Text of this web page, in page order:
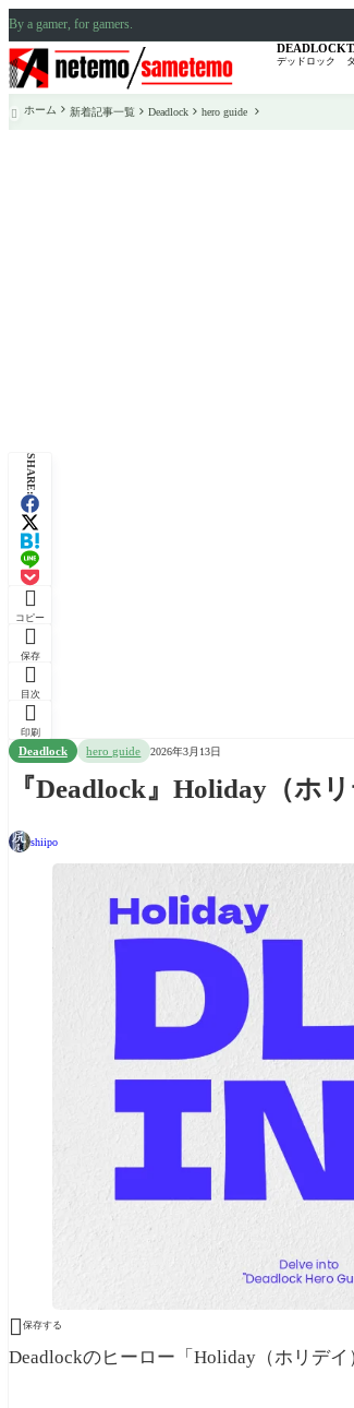
By a gamer, for gamers.
DEADLOCK
デッドロック
 ホーム 新着記事一覧 Deadlock hero guide
SHARE:

コピー

保存

目次

印刷
Deadlock hero guide 2026年3月13日
『Deadlock』Holiday（ホ
shiipo
 保存する
Deadlockのヒーロー「Holiday（ホリデ